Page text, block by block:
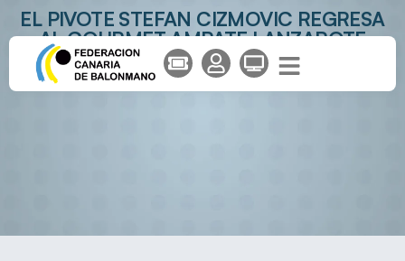
EL PIVOTE STEFAN CIZMOVIC REGRESA
AL GOURMET AMPATE LANZAROTE